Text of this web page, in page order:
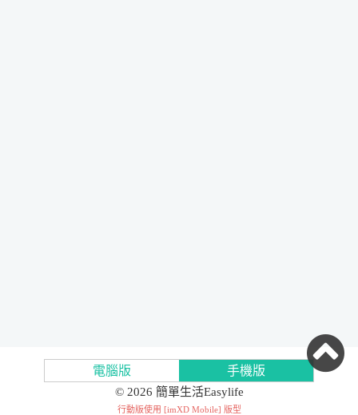
電腦版 手機版
© 2026 簡單生活Easylife
行動版使用 [imXD Mobile] 版型